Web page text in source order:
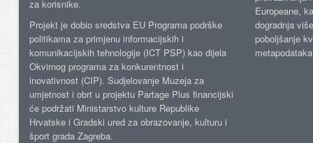
za korisnike.
Projekt je dobio sredstva EU Programa podrške
politikama za primjenu informacijskih i
komunikacijskih tehnologije (ICT PSP) kao dijela
Okvirnog programa za konkurentnost i
inovativnost (CIP). Sudjelovanje Muzeja za
umjetnost i obrt u projektu Partage Plus financijski
će podržati Ministarstvo kulture Republike
Hrvatske i Gradski ured za obrazovanje, kulturu i
šport grada Zagreba.
Europeane,
dogradnja
poboljšanje